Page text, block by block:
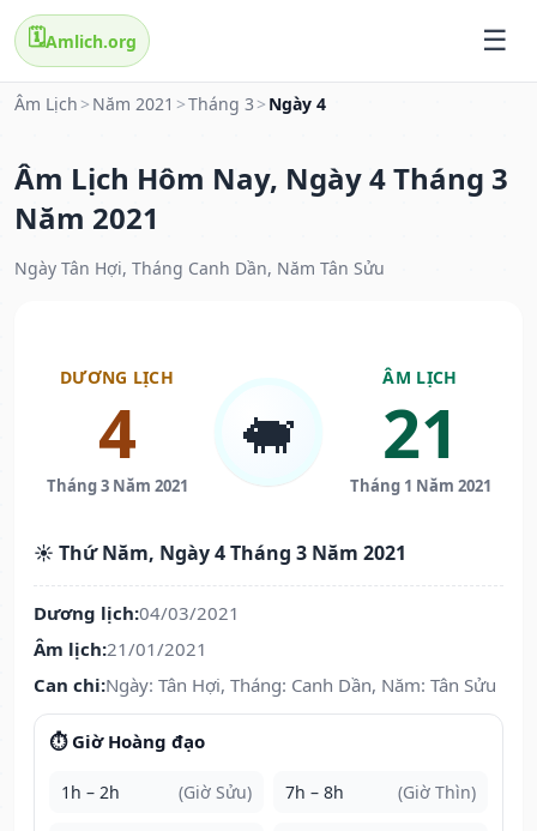
🗓️Amlich.org
Âm Lịch > Năm 2021 >Tháng 3 > Ngày 4
Âm Lịch Hôm Nay, Ngày 4 Tháng 3
Năm 2021
Ngày Tân Hợi, Tháng Canh Dần, Năm Tân Sửu
DƯƠNG LỊCH
4
Tháng 3 Năm 2021
🐖
ÂM LỊCH
21
Tháng 1 Năm 2021
☀️ Thứ Năm, Ngày 4 Tháng 3 Năm 2021
Dương lịch:04/03/2021
Âm lịch:21/01/2021
Can chi:Ngày: Tân Hợi, Tháng: Canh Dần, Năm: Tân Sửu
⏱️ Giờ Hoàng đạo
1h – 2h (Giờ Sửu) 7h – 8h (Giờ Thìn)